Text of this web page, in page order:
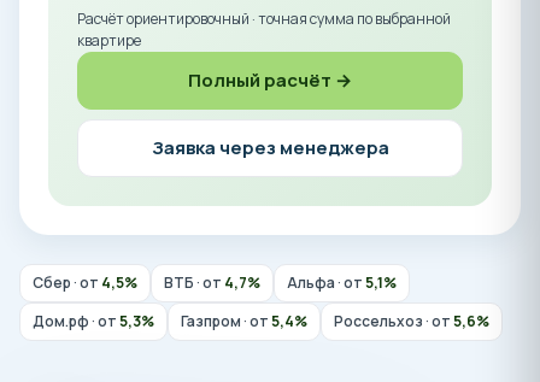
Расчёт ориентировочный · точная сумма по выбранной
квартире
Полный расчёт →
Заявка через менеджера
Сбер · от 4,5% ВТБ · от 4,7% Альфа · от5,1%
Дом.рф · от5,3% Газпром · от5,4% Россельхоз · от5,6%